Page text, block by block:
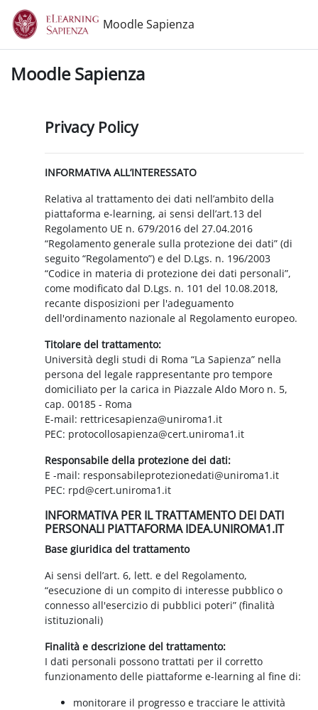
Vai al contenuto principale
Moodle Sapienza
Moodle Sapienza
Privacy Policy
INFORMATIVA ALL’INTERESSATO
Relativa al trattamento dei dati nell’ambito della
piattaforma e-learning, ai sensi dell’art.13 del
Regolamento UE n. 679/2016 del 27.04.2016
“Regolamento generale sulla protezione dei dati” (di
seguito “Regolamento”) e del D.Lgs. n. 196/2003
“Codice in materia di protezione dei dati personali”,
come modificato dal D.Lgs. n. 101 del 10.08.2018,
recante disposizioni per l'adeguamento
dell'ordinamento nazionale al Regolamento europeo.
Titolare del trattamento:
Università degli studi di Roma “La Sapienza” nella
persona del legale rappresentante pro tempore
domiciliato per la carica in Piazzale Aldo Moro n. 5,
cap. 00185 - Roma
E-mail: rettricesapienza@uniroma1.it
PEC: protocollosapienza@cert.uniroma1.it
Responsabile della protezione dei dati:
E -mail: responsabileprotezionedati@uniroma1.it
PEC: rpd@cert.uniroma1.it
INFORMATIVA PER IL TRATTAMENTO DEI DATI
PERSONALI PIATTAFORMA IDEA.UNIROMA1.IT
Base giuridica del trattamento
Ai sensi dell’art. 6, lett. e del Regolamento,
“esecuzione di un compito di interesse pubblico o
connesso all'esercizio di pubblici poteri” (finalità
istituzionali)
Finalità e descrizione del trattamento:
I dati personali possono trattati per il corretto
funzionamento delle piattaforme e-learning al fine di:
monitorare il progresso e tracciare le attività